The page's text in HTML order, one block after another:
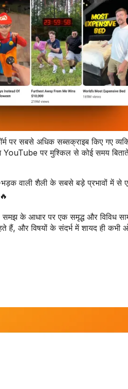
पर सबसे अधिक सब्सक्राइब किए गए
पर मुश्किल से कोई समय बिताते
वाली शैली के सबसे बड़े प्रभावों में से
के आधार पर एक समृद्ध और विविध
हैं, और विषयों के संदर्भ में शायद ही कभी